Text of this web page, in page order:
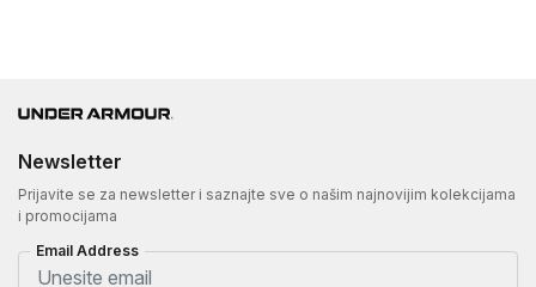
Newsletter
Prijavite se za newsletter i saznajte sve o našim najnovijim kolekcijama
i promocijama
Email Address